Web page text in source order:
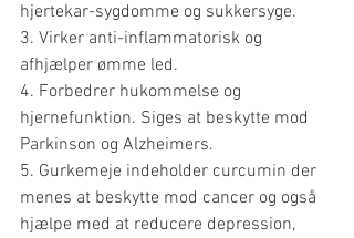
hjertekar-sygdomme og sukkersyge.
3. Virker anti-inflammatorisk og
afhjælper ømme led.
4. Forbedrer hukommelse og
hjernefunktion. Siges at beskytte mod
Parkinson og Alzheimers.
5. Gurkemeje indeholder curcumin der
menes at beskytte mod cancer og også
hjælpe med at reducere depression,